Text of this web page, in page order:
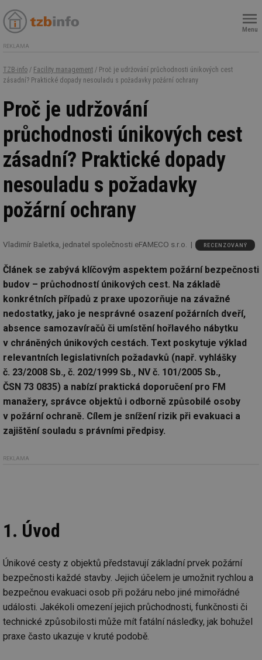
Menu
REKLAMA
TZB-info / Facility management / Proč je udržování průchodnosti únikových cest
zásadní? Praktické dopady nesouladu s požadavky požární ochrany
Proč je udržování
průchodnosti únikových cest
zásadní? Praktické dopady
nesouladu s požadavky
požární ochrany
Vladimír Baletka, jednatel společnosti eFAMECO s.r.o. RECENZOVANÝ
Článek se zabývá klíčovým aspektem požární bezpečnosti
budov – průchodností únikových cest. Na základě
konkrétních případů z praxe upozorňuje na závažné
nedostatky, jako je nesprávné osazení požárních dveří,
absence samozavíračů či umístění hořlavého nábytku
v chráněných únikových cestách. Text poskytuje výklad
relevantních legislativních požadavků (např. vyhlášky
č. 23/2008 Sb., č. 202/1999 Sb., NV č. 101/2005 Sb.,
ČSN 73 0835) a nabízí praktická doporučení pro FM
manažery, správce objektů i odborně způsobilé osoby
v požární ochraně. Cílem je snížení rizik při evakuaci a
zajištění souladu s právními předpisy.
REKLAMA
1. Úvod
Únikové cesty z objektů představují základní prvek požární
bezpečnosti každé stavby. Jejich účelem je umožnit rychlou a
bezpečnou evakuaci osob při požáru nebo jiné mimořádné
události. Jakékoli omezení jejich průchodnosti, funkčnosti či
technické způsobilosti může mít fatální následky, jak bohužel
praxe často ukazuje v kruté podobě.